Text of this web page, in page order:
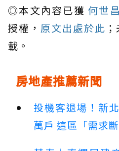
◎本文內容已獲 何世
授權， 原文出處於此
載。
房地產推薦新聞
投機客退場！新
萬戶 這區「需求